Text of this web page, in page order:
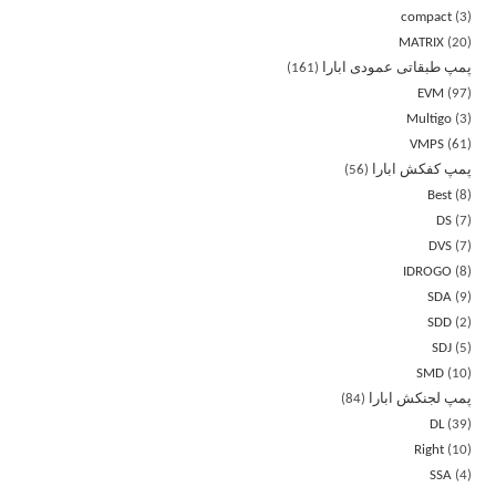
compact 3
MATRIX 20
پمپ طبقاتی عمودی ابارا
161
EVM
97
Multigo 3
VMPS 61
پمپ کفکش ابارا
56
Best 8
DS 7
DVS 7
IDROGO
8
SDA
9
SDD 2
SDJ
5
SMD
10
پمپ لجنکش ابارا
84
DL 39
Right
10
SSA 4